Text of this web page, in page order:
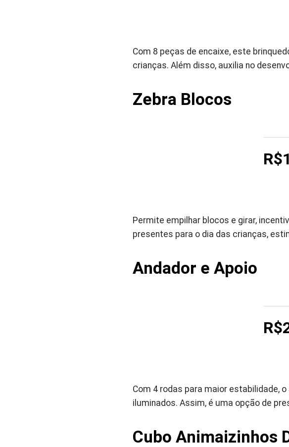
Com 8 peças de encaixe, este
crianças. Além disso, auxilia no
Zebra Blocos
Permite empilhar blocos e girar,
presentes para o dia das crianças,
Andador e Apoio
Com 4 rodas para maior estabilidade,
iluminados. Assim, é uma opção de
Cubo Animaizinhos